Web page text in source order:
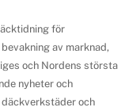
för
av marknad,
och Nordens största
nyheter och
och